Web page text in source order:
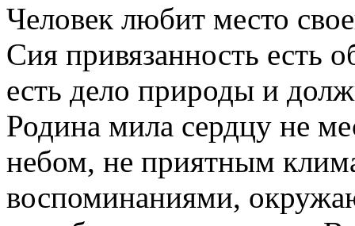
Человек любит место
Сия привязанность есть
есть дело природы и
Родина мила сердцу не
небом, не приятным
воспоминаниями,